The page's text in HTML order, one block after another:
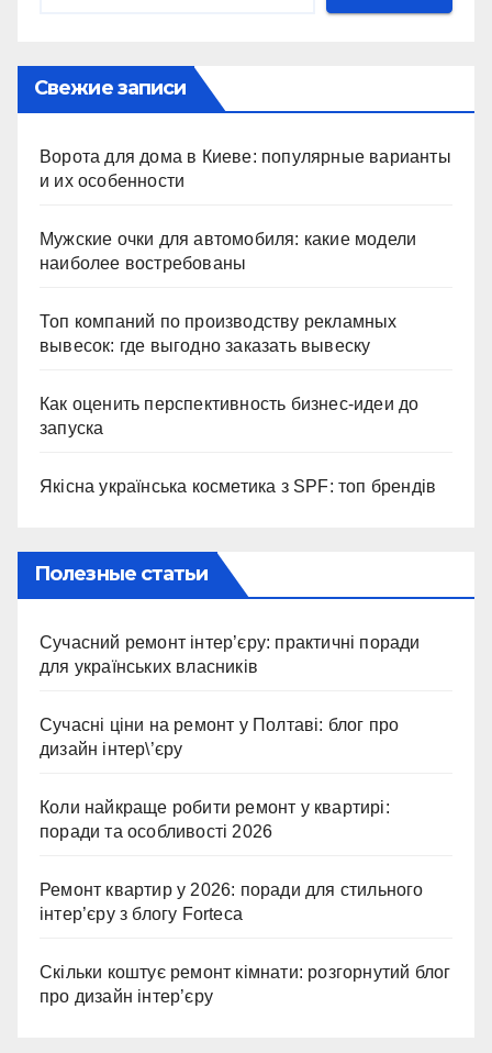
Свежие записи
Ворота для дома в Киеве: популярные варианты
и их особенности
Мужские очки для автомобиля: какие модели
наиболее востребованы
Топ компаний по производству рекламных
вывесок: где выгодно заказать вывеску
Как оценить перспективность бизнес-идеи до
запуска
Якісна українська косметика з SPF: топ брендів
Полезные статьи
Сучасний ремонт інтер’єру: практичні поради
для українських власників
Сучасні ціни на ремонт у Полтаві: блог про
дизайн інтер\’єру
Коли найкраще робити ремонт у квартирі:
поради та особливості 2026
Ремонт квартир у 2026: поради для стильного
інтер’єру з блогу Forteca
Скільки коштує ремонт кімнати: розгорнутий блог
про дизайн інтер’єру